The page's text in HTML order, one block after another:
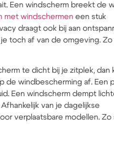
Een windscherm breekt de
met windschermen een stuk
draagt ook bij aan
toch af van de omgeving.
te dicht bij je zitplek, dan
de windbescherming af. Een
Een windscherm dempt
van je dagelijkse
verplaatsbare modellen. Zo